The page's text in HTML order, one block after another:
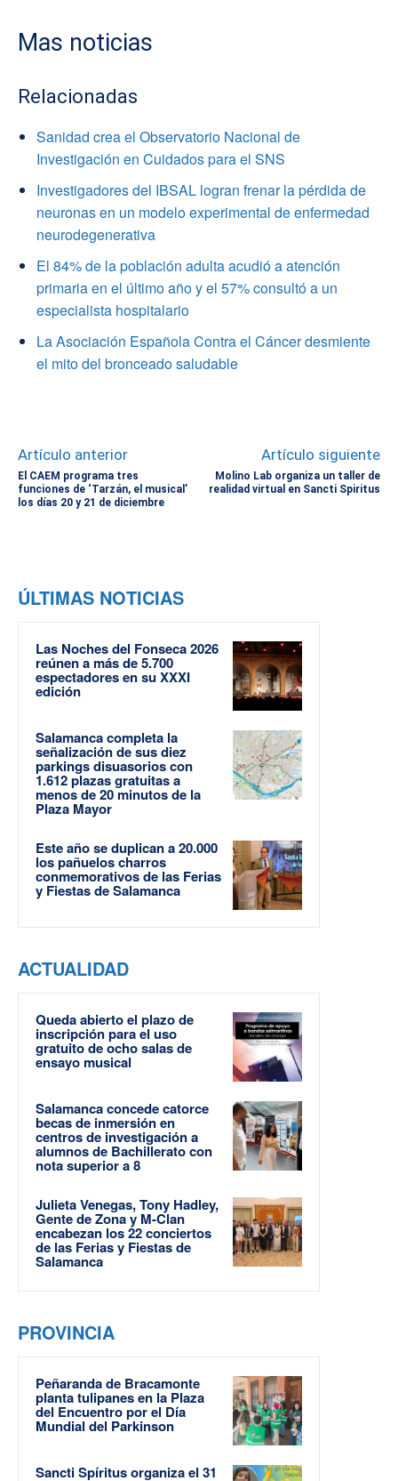
Mas noticias
Relacionadas
Sanidad crea el Observatorio Nacional de
Investigación en Cuidados para el SNS
Investigadores del IBSAL logran frenar la pérdida de
neuronas en un modelo experimental de enfermedad
neurodegenerativa
El 84% de la población adulta acudió a atención
primaria en el último año y el 57% consultó a un
especialista hospitalario
La Asociación Española Contra el Cáncer desmiente
el mito del bronceado saludable
Artículo anterior
El CAEM programa tres
funciones de ‘Tarzán, el musical’
los días 20 y 21 de diciembre
Artículo siguiente
Molino Lab organiza un taller de
realidad virtual en Sancti Spiritus
ÚLTIMAS NOTICIAS
Las Noches del Fonseca 2026
reúnen a más de 5.700
espectadores en su XXXI
edición
Salamanca completa la
señalización de sus diez
parkings disuasorios con
1.612 plazas gratuitas a
menos de 20 minutos de la
Plaza Mayor
Este año se duplican a 20.000
los pañuelos charros
conmemorativos de las Ferias
y Fiestas de Salamanca
ACTUALIDAD
Queda abierto el plazo de
inscripción para el uso
gratuito de ocho salas de
ensayo musical
Salamanca concede catorce
becas de inmersión en
centros de investigación a
alumnos de Bachillerato con
nota superior a 8
Julieta Venegas, Tony Hadley,
Gente de Zona y M-Clan
encabezan los 22 conciertos
de las Ferias y Fiestas de
Salamanca
PROVINCIA
Peñaranda de Bracamonte
planta tulipanes en la Plaza
del Encuentro por el Día
Mundial del Parkinson
Sancti Spíritus organiza el 31